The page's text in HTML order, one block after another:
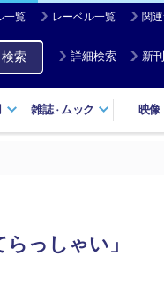
一覧 レーベル一覧 関
検索 詳細検索 新
雑誌・ ムック 映像
っしゃい」